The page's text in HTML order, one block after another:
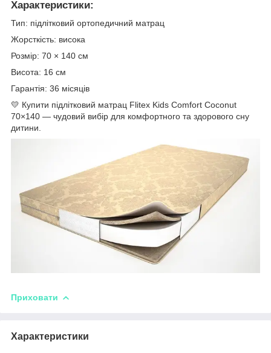
Характеристики:
Тип: підлітковий ортопедичний матрац
Жорсткість: висока
Розмір: 70 × 140 см
Висота: 16 см
Гарантія: 36 місяців
💛 Купити підлітковий матрац Flitex Kids Comfort Coconut
70×140 — чудовий вибір для комфортного та здорового сну
дитини.
Приховати
Характеристики